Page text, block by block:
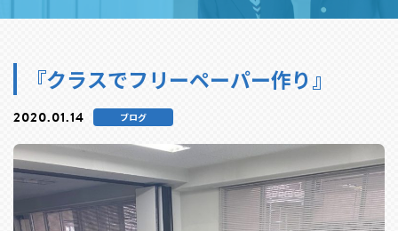
『クラスでフリーペーパー作り』
2020.01.14 ブログ